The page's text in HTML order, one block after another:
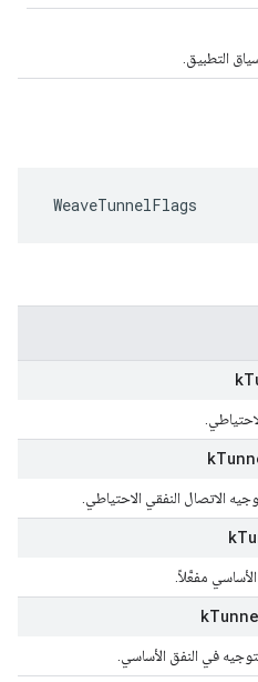
التطبيق.
WeaveTunnelFlags
k
k
الاتصال النفقي الاحتياطي.
k
مفعَّلاً.
k
في النفق الأساسي.